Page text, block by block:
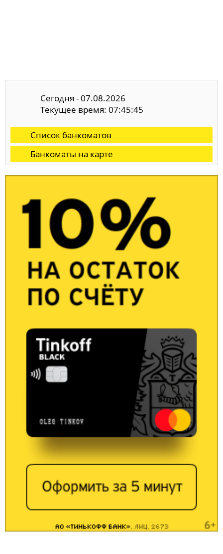
Сегодня - 07.08.2026
Текущее время: 07:45:46
Список банкоматов
Банкоматы на карте